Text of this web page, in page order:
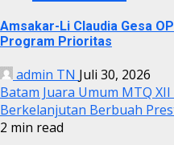
Amsakar-Li Claudia Gesa
Program Prioritas
admin TN Juli 30, 2026
Batam Juara Umum MTQ
Berkelanjutan Berbuah
2 min read